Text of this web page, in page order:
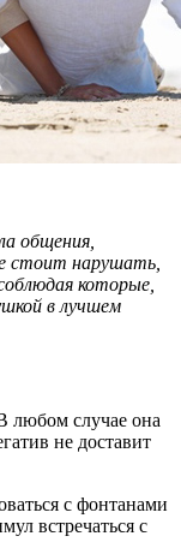
общения,
стоит нарушать,
которые,
в лучшем
любом случае она
не доставит
с фонтанами
встречаться с